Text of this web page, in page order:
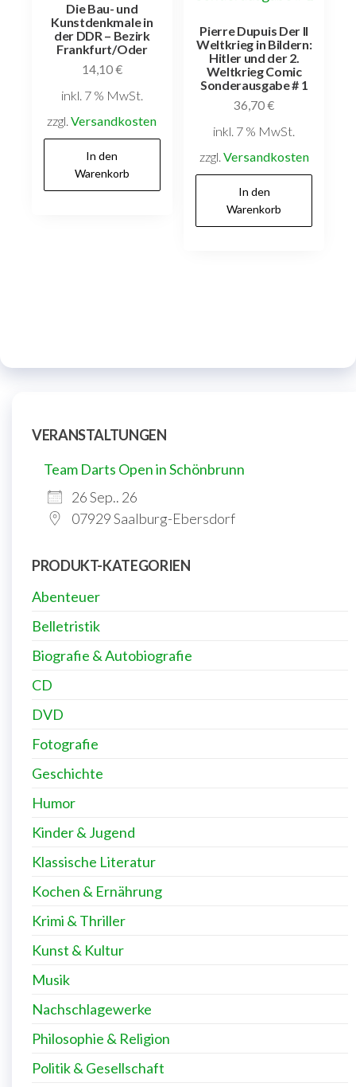
Die Bau- und
Kunstdenkmale in
der DDR – Bezirk
Frankfurt/Oder
14,10€
inkl. 7 % MwSt.
zzgl.Versandkosten
In den
Warenkorb
Pierre Dupuis Der II
Weltkrieg in Bildern:
Hitler und der 2.
Weltkrieg Comic
Sonderausgabe # 1
36,70€
inkl. 7 % MwSt.
zzgl. Versandkosten
In den
Warenkorb
VERANSTALTUNGEN
Team Darts Open in Schönbrunn
26 Sep.. 26
07929 Saalburg-Ebersdorf
PRODUKT-KATEGORIEN
Abenteuer
Belletristik
Biografie & Autobiografie
CD
DVD
Fotografie
Geschichte
Humor
Kinder & Jugend
Klassische Literatur
Kochen & Ernährung
Krimi & Thriller
Kunst & Kultur
Musik
Nachschlagewerke
Philosophie & Religion
Politik & Gesellschaft